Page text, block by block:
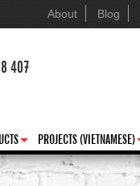
About Blog
407
+
PROJECTS (VIETNAMESE)